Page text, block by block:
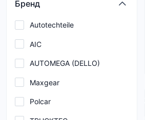
Бренд
Autotechteile
AIC
AUTOMEGA (DELLO)
Maxgear
Polcar